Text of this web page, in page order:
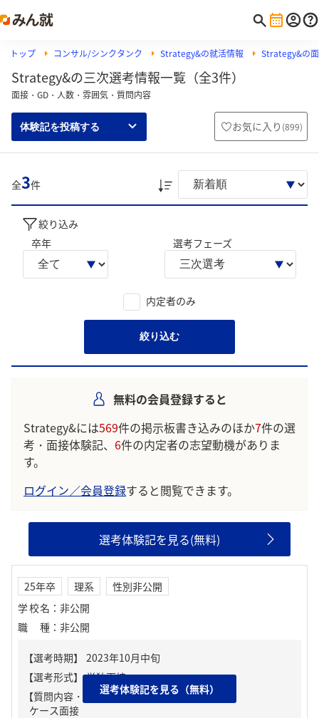
トップ コンサル/シンクタンク Strategy&の就活情報 Strategy&の
Strategy&の三次選考情報一覧（全3件）
面接・GD・人数・雰囲気・質問内容
体験記を投稿する お気に入り (899)
全3件
絞り込み
卒年
選考フェーズ
内定者のみ
絞り込む
無料の会員登録すると
Strategy&には569件の掲示板書き込みのほか7件の選
考・面接体験記、 6件の内定者の志望動機がありま
す。
ログイン／会員登録すると閲覧できます。
選考体験記を見る(無料)
25年卒 理系
性別非公開
学校名 ： 非公開
職種 ： 非公開
【質問内容・課題】
ケース面接
選考体験記を見る（無料）